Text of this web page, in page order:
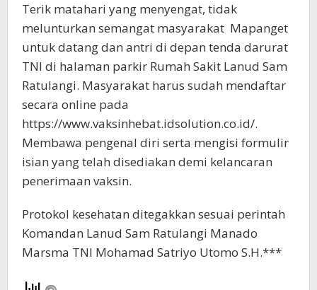
Terik matahari yang menyengat, tidak
melunturkan semangat masyarakat Mapanget
untuk datang dan antri di depan tenda darurat
TNI di halaman parkir Rumah Sakit Lanud Sam
Ratulangi. Masyarakat harus sudah mendaftar
secara online pada
https://www.vaksinhebat.idsolution.co.id/.
Membawa pengenal diri serta mengisi formulir
isian yang telah disediakan demi kelancaran
penerimaan vaksin.
Protokol kesehatan ditegakkan sesuai perintah
Komandan Lanud Sam Ratulangi Manado
Marsma TNI Mohamad Satriyo Utomo S.H.***